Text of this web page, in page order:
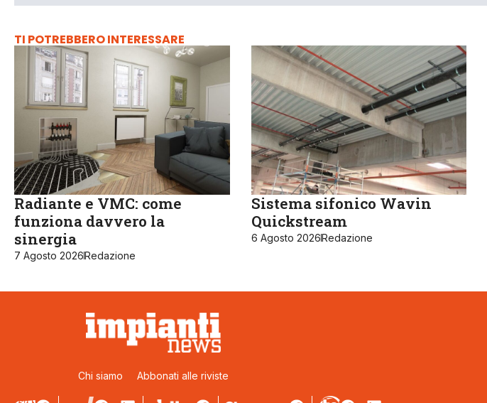
TI POTREBBERO INTERESSARE
Radiante e VMC: come
funziona davvero la
sinergia
7 Agosto 2026Redazione
Sistema sifonico Wavin
Quickstream
6 Agosto 2026Redazione
Chi siamo Abbonati alle riviste